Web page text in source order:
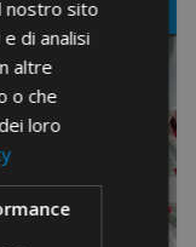
nostro sito
di analisi
altre
o che
loro